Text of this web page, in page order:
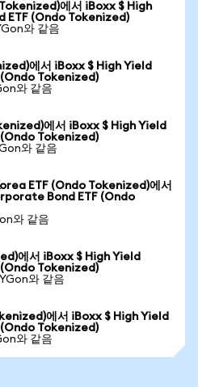
에서 iBoxx $ High
ETF (Ondo Tokenized)
와 같음
에서 iBoxx $ High Yield
Tokenized)
와 같음
에서 iBoxx $ High Yield
Tokenized)
와 같음
ETF (Ondo Tokenized)에서
Bond ETF (Ondo
와 같음
에서 iBoxx $ High Yield
Tokenized)
와 같음
에서 iBoxx $ High Yield
Tokenized)
와 같음